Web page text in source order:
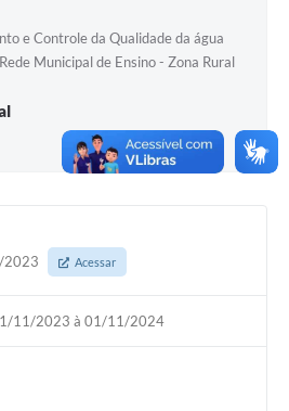
e Controle da Qualidade da água
Municipal de Ensino - Zona Rural
2023
Acessar
11/2023 à 01/11/2024